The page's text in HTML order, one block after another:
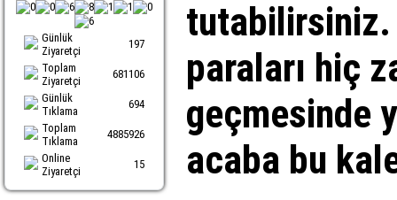
Günlük
Ziyaretçi
197
Toplam
Ziyaretçi
681106
Günlük
Tıklama
694
Toplam
Tıklama
4885926
Online
Ziyaretçi
15
tutabilirsiniz.
paraları hiç
geçmesinde
acaba bu